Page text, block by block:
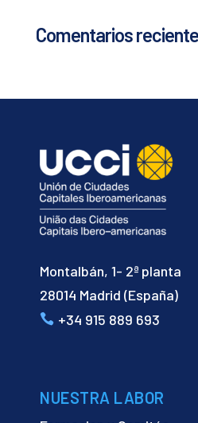
Comentarios
Montalbán, 1- 2ª planta
28014 Madrid (España)
+34 915 889 693
NUESTRA LABOR